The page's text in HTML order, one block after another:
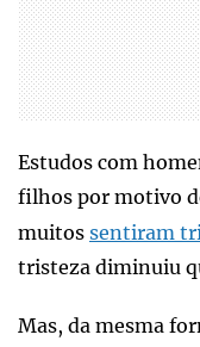
Estudos com
filhos por motivo
muitos sentiram
tristeza diminuiu
Mas, da mesma